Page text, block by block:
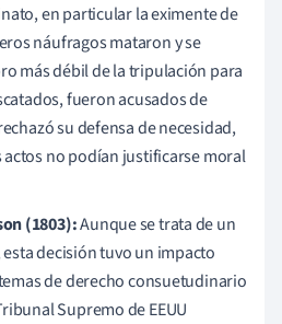
en particular la eximente de
náufragos mataron y se
más débil de la tripulación para
fueron acusados de
su defensa de necesidad,
no podían justificarse moral
(1803):Aunque se trata de un
decisión tuvo un impacto
de derecho consuetudinario
Supremo de EEUU